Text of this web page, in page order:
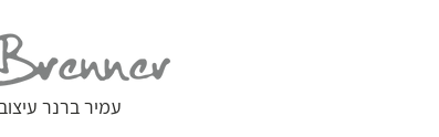
עמיר ברנר